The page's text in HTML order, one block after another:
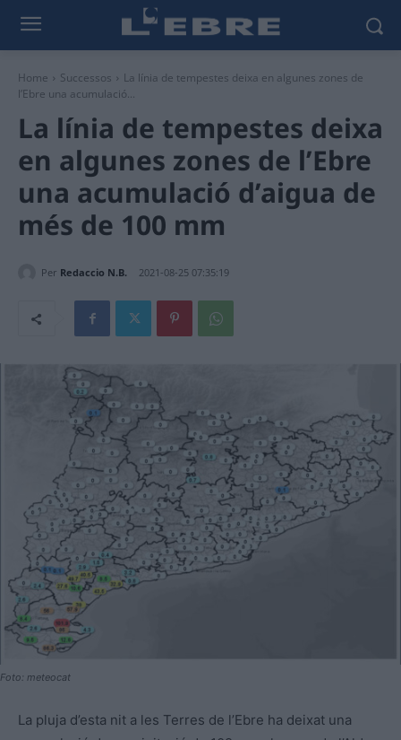
Home Successos
La línia de tempestes deixa en algunes zones de
l’Ebre una acumulació...
La línia de tempestes deixa
en algunes zones de l’Ebre
una acumulació d’aigua de
més de 100 mm
Per Redaccio N.B. 2021-08-25 07:35:19
Foto: meteocat
La pluja d’esta nit a les Terres de l’Ebre ha deixat una